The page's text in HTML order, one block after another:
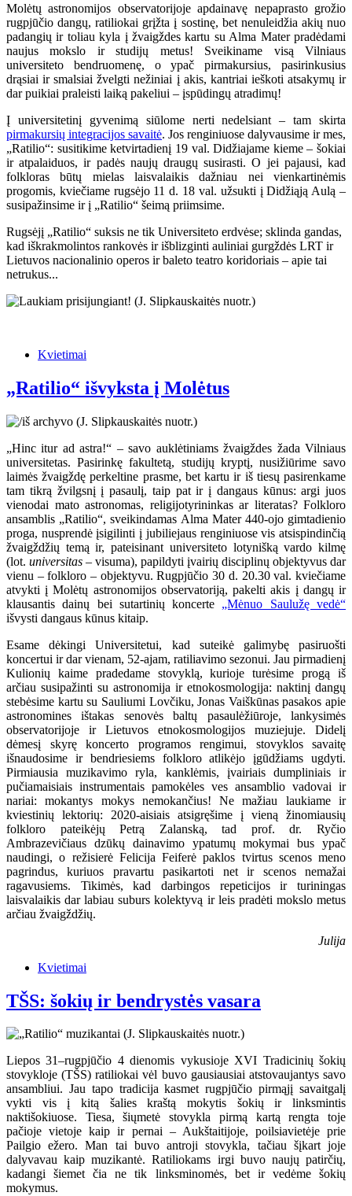
Molėtų astronomijos observatorijoje apdainavę nepaprasto grožio
rugpjūčio dangų, ratiliokai grįžta į sostinę, bet nenuleidžia akių nuo
padangių ir toliau kyla į žvaigždes kartu su Alma Mater pradėdami
naujus mokslo ir studijų metus! Sveikiname visą Vilniaus
universiteto bendruomenę, o ypač pirmakursius, pasirinkusius
drąsiai ir smalsiai žvelgti nežiniai į akis, kantriai ieškoti atsakymų ir
dar puikiai praleisti laiką pakeliui – įspūdingų atradimų!
Į universitetinį gyvenimą siūlome nerti nedelsiant – tam skirta
pirmakursių integracijos savaitė. Jos renginiuose dalyvausime ir mes,
„Ratilio“: susitikime ketvirtadienį 19 val. Didžiajame kieme – šokiai
ir atpalaiduos, ir padės naujų draugų susirasti. O jei pajausi, kad
folkloras būtų mielas laisvalaikis dažniau nei vienkartinėmis
progomis, kviečiame rugsėjo 11 d. 18 val. užsukti į Didžiąją Aulą –
susipažinsime ir į „Ratilio“ šeimą priimsime.
Rugsėjį „Ratilio“ suksis ne tik Universiteto erdvėse; sklinda gandas,
kad iškrakmolintos rankovės ir išblizginti auliniai gurgždės LRT ir
Lietuvos nacionalinio operos ir baleto teatro koridoriais – apie tai
netrukus...
Kvietimai
„Ratilio“ išvyksta į Molėtus
„Hinc itur ad astra!“ – savo auklėtiniams žvaigždes žada Vilniaus
universitetas. Pasirinkę fakultetą, studijų kryptį, nusižiūrime savo
laimės žvaigždę perkeltine prasme, bet kartu ir iš tiesų pasirenkame
tam tikrą žvilgsnį į pasaulį, taip pat ir į dangaus kūnus: argi juos
vienodai mato astronomas, religijotyrininkas ar literatas? Folkloro
ansamblis „Ratilio“, sveikindamas Alma Mater 440-ojo gimtadienio
proga, nusprendė įsigilinti į jubiliejaus renginiuose vis atsispindinčią
žvaigždžių temą ir, pateisinant universiteto lotynišką vardo kilmę
(lot. universitas – visuma), papildyti įvairių disciplinų objektyvus dar
vienu – folkloro – objektyvu. Rugpjūčio 30 d. 20.30 val. kviečiame
atvykti į Molėtų astronomijos observatoriją, pakelti akis į dangų ir
klausantis dainų bei sutartinių koncerte „Mėnuo Saulužę vedė“
išvysti dangaus kūnus kitaip.
Esame dėkingi Universitetui, kad suteikė galimybę pasiruošti
koncertui ir dar vienam, 52-ajam, ratiliavimo sezonui. Jau pirmadienį
Kulionių kaime pradedame stovyklą, kurioje turėsime progą iš
arčiau susipažinti su astronomija ir etnokosmologija: naktinį dangų
stebėsime kartu su Sauliumi Lovčiku, Jonas Vaiškūnas pasakos apie
astronomines ištakas senovės baltų pasaulėžiūroje, lankysimės
observatorijoje ir Lietuvos etnokosmologijos muziejuje. Didelį
dėmesį skyrę koncerto programos rengimui, stovyklos savaitę
išnaudosime ir bendriesiems folkloro atlikėjo įgūdžiams ugdyti.
Pirmiausia muzikavimo ryla, kanklėmis, įvairiais dumpliniais ir
pučiamaisiais instrumentais pamokėles ves ansamblio vadovai ir
nariai: mokantys mokys nemokančius! Ne mažiau laukiame ir
kviestinių lektorių: 2020-aisiais atsigręšime į vieną žinomiausių
folkloro pateikėjų Petrą Zalanską, tad prof. dr. Ryčio
Ambrazevičiaus dzūkų dainavimo ypatumų mokymai bus ypač
naudingi, o režisierė Felicija Feiferė paklos tvirtus scenos meno
pagrindus, kuriuos pravartu pasikartoti net ir scenos nemažai
ragavusiems. Tikimės, kad darbingos repeticijos ir turiningas
laisvalaikis dar labiau suburs kolektyvą ir leis pradėti mokslo metus
arčiau žvaigždžių.
Julija
Kvietimai
TŠS: šokių ir bendrystės vasara
Liepos 31–rugpjūčio 4 dienomis vykusioje XVI Tradicinių šokių
stovykloje (TŠS) ratiliokai vėl buvo gausiausiai atstovaujantys savo
ansambliui. Jau tapo tradicija kasmet rugpjūčio pirmąjį savaitgalį
vykti vis į kitą šalies kraštą mokytis šokių ir linksmintis
naktišokiuose. Tiesa, šiųmetė stovykla pirmą kartą rengta toje
pačioje vietoje kaip ir pernai – Aukštaitijoje, poilsiavietėje prie
Pailgio ežero. Man tai buvo antroji stovykla, tačiau šįkart joje
dalyvavau kaip muzikantė. Ratiliokams irgi buvo naujų patirčių,
kadangi šiemet čia ne tik linksminomės, bet ir vedėme šokių
mokymus.